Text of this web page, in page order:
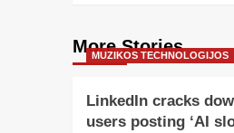
More Stories
MUZIKOS TECHNOLOGIJOS
LinkedIn cracks
users posting ‘AI